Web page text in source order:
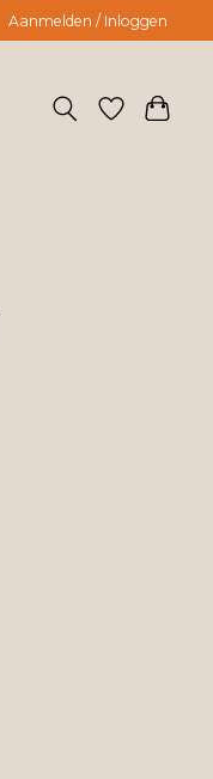
Aanmelden / Inloggen